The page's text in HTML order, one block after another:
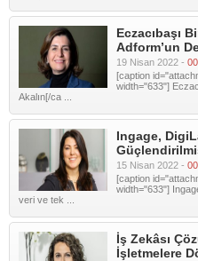
Eczacıbaşı
Adform’un
19 Nisan 2022 -
[caption
width="633"]
Akalın[/ca ...
Ingage,
15 Nisan 2022 -
[caption
width="633"]
veri ve tek ...
İş Zekâsı
İşletmelere